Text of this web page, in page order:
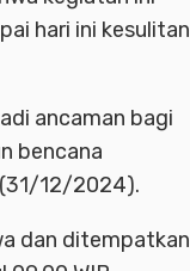
hari ini kesulitan
ancaman bagi
bencana
(31/12/2024).
dan ditempatkan